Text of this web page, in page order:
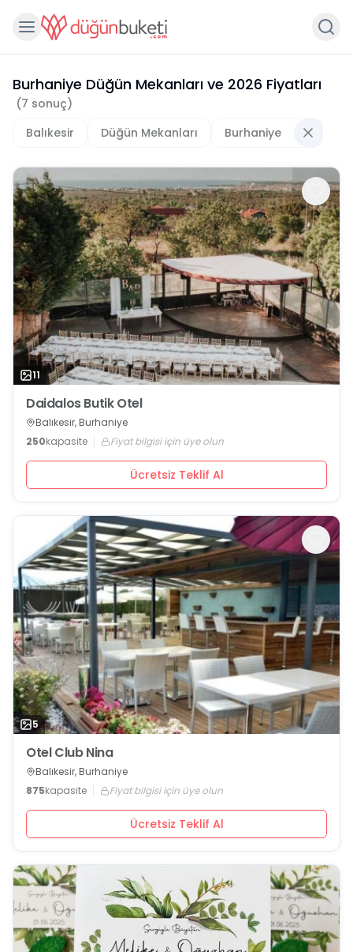
Burhaniye Düğün Mekanları ve 2026 Fiyatları
(7 sonuç)
Balıkesir
Düğün Mekanları Burhaniye
11
Daidalos Butik Otel
Balıkesir, Burhaniye
250kapasite Fiyat bilgisi için üye olun
Ücretsiz Teklif Al
5
Otel Club Nina
Balıkesir, Burhaniye
875kapasite Fiyat bilgisi için üye olun
Ücretsiz Teklif Al